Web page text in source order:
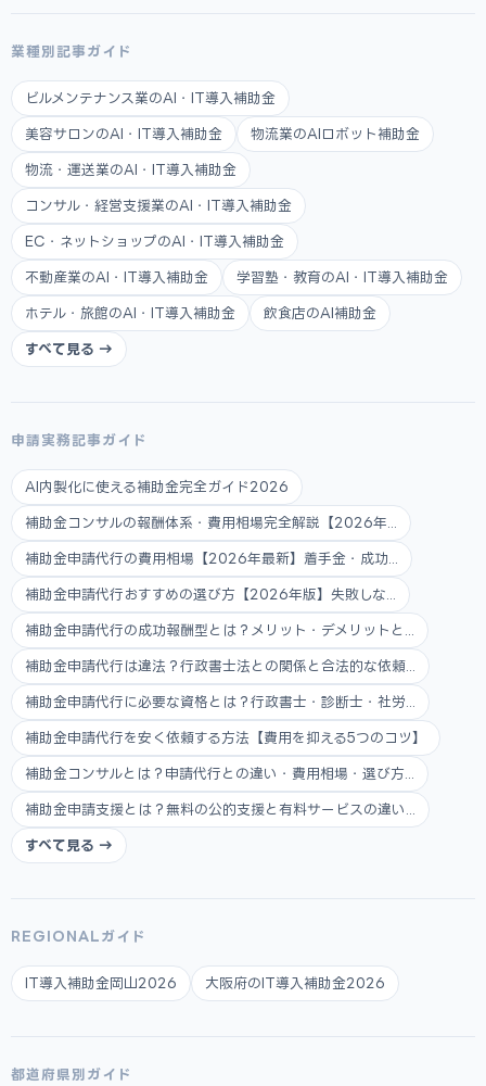
業種別記事ガイド
ビルメンテナンス業のAI・IT導入補助金
美容サロンのAI・IT導入補助金 物流業のAIロボット補助金
物流・運送業のAI・IT導入補助金
コンサル・経営支援業のAI・IT導入補助金
EC・ネットショップのAI・IT導入補助金
不動産業のAI・IT導入補助金 学習塾・教育のAI・IT導入補助金
ホテル・旅館のAI・IT導入補助金 飲食店のAI補助金
すべて見る →
申請実務記事ガイド
AI内製化に使える補助金完全ガイド2026
補助金コンサルの報酬体系・費用相場完全解説【2026年...
補助金申請代行の費用相場【2026年最新】着手金・成功...
補助金申請代行おすすめの選び方【2026年版】失敗しな...
補助金申請代行の成功報酬型とは？メリット・デメリットと...
補助金申請代行は違法？行政書士法との関係と合法的な依頼...
補助金申請代行に必要な資格とは？行政書士・診断士・社労...
補助金申請代行を安く依頼する方法【費用を抑える5つのコツ】
補助金コンサルとは？申請代行との違い・費用相場・選び方...
補助金申請支援とは？無料の公的支援と有料サービスの違い...
すべて見る →
REGIONALガイド
IT導入補助金岡山2026 大阪府のIT導入補助金2026
都道府県別ガイド